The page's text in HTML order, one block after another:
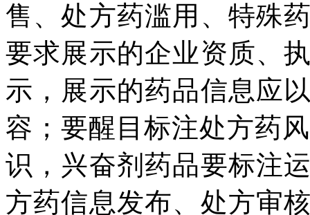
售、处方药滥用、特殊
要求展示的企业资质、
示，展示的药品信息应
容；要醒目标注处方药
识，兴奋剂药品要标注
方药信息发布、处方审